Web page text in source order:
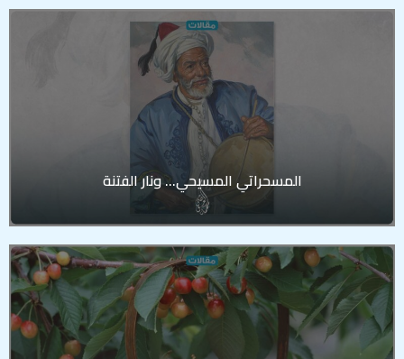
المسحراتي المسيحي… ونار الفتنة